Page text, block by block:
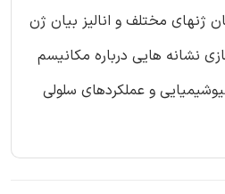
ژنهای مختلف و انالیز بیان ژن
نشانه هایی درباره مکانیسم
و عملکردهای سلولی